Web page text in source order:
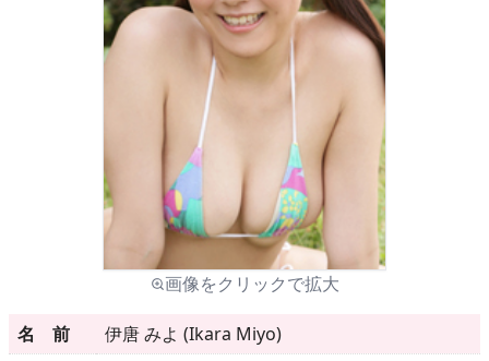
アイドル一覧
メニュー
▶ 発売中
画像をクリックで拡大
名 前
伊唐 みよ (Ikara Miyo)